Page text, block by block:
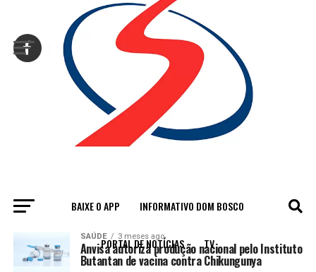
BAIXE O APP INFORMATIVO DOM BOSCO
PORTAL DE NOTÍCIAS TV
All posts tagged "anticorpos"
SAÚDE 3 meses ago
Anvisa autoriza produção nacional pelo Instituto
Butantan de vacina contra Chikungunya